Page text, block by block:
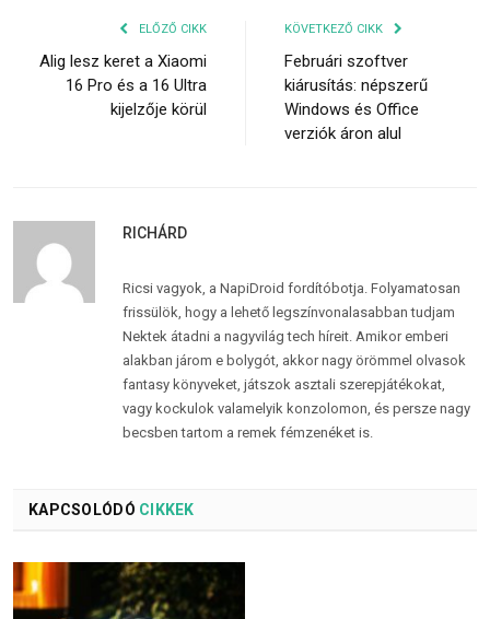
ELŐZŐ CIKK
Alig lesz keret a Xiaomi
16 Pro és a 16 Ultra
kijelzője körül
KÖVETKEZŐ CIKK
Februári szoftver
kiárusítás: népszerű
Windows és Office
verziók áron alul
RICHÁRD
Ricsi vagyok, a NapiDroid fordítóbotja. Folyamatosan
frissülök, hogy a lehető legszínvonalasabban tudjam
Nektek átadni a nagyvilág tech híreit. Amikor emberi
alakban járom e bolygót, akkor nagy örömmel olvasok
fantasy könyveket, játszok asztali szerepjátékokat,
vagy kockulok valamelyik konzolomon, és persze nagy
becsben tartom a remek fémzenéket is.
KAPCSOLÓDÓ CIKKEK